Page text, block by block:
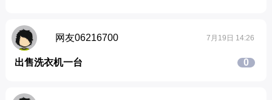
网友06216700 7月19日 14:26
出售洗衣机一台 0